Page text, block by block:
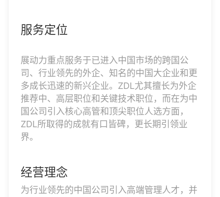
服务定位
展动力重点服务于已进入中国市场的跨国公
司、行业领先的外企、知名的中国大企业和更
多成长迅速的新兴企业。ZDL尤其擅长为外企
推荐中、高层职位和关键技术职位，而在为中
国公司引入核心高管和顶尖职位人选方面，
ZDL所取得的成就有口皆碑，更长期引领业
界。
经营理念
为行业领先的中国公司引入高端管理人才，并